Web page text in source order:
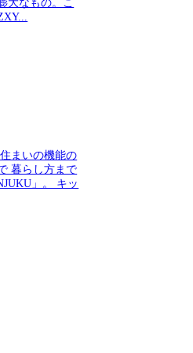
大なもの。こ
まいの機能の
暮らし方まで
」。 キッ